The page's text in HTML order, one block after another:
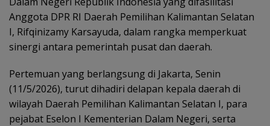
Anggota DPR RI Daerah Pemilihan Kalimantan Selatan
I, Rifqinizamy Karsayuda, dalam rangka memperkuat
sinergi antara pemerintah pusat dan daerah.
Pertemuan yang berlangsung di Jakarta, Senin
(11/5/2026), turut dihadiri delapan kepala daerah di
wilayah Daerah Pemilihan Kalimantan Selatan I, para
pejabat Eselon I Kementerian Dalam Negeri, serta